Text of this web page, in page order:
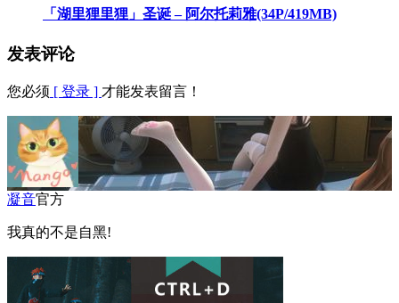
「湖里狸里狸」圣诞 – 阿尔托莉雅(34P/419MB)
发表评论
您必须 [ 登录 ] 才能发表留言！
凝音官方
我真的不是自黑!